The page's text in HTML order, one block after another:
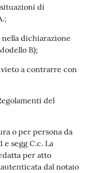
di
dichiarazione
B);
a contrarre con
del
o per persona da
e segg C.c. La
per atto
dal notaio